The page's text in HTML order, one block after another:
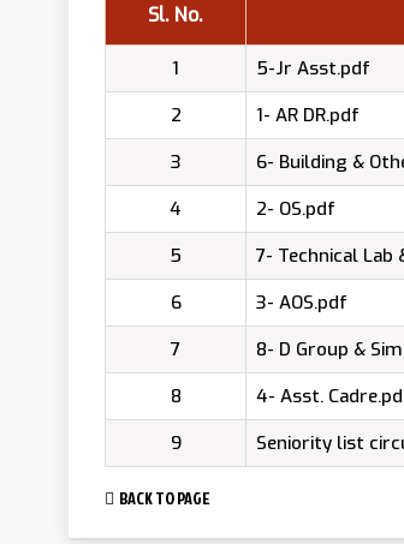
Sl. No.
1
5-Jr Asst.pdf
2
1- AR DR.pdf
3
6- Building &
4
2- OS.pdf
5
7- Technical
6
3- AOS.pdf
7
8- D Group &
8
4- Asst.
9
Seniority list
BACK TO PAGE